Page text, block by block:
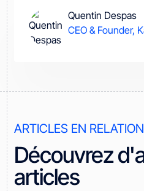
Quentin Despas
CEO & Founder,
ARTICLES EN RELATION
Découvrez
articles